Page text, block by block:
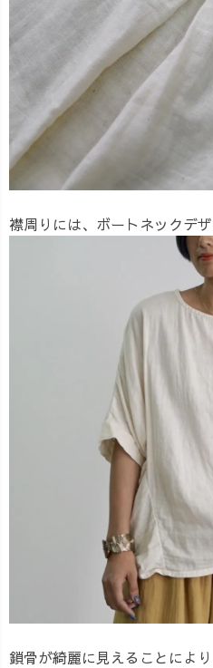
襟周りには、ボートネックデザ
鎖骨が綺麗に見えることによ